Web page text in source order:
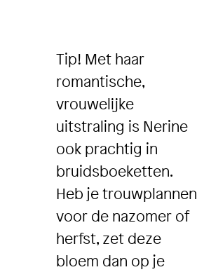
Tip! Met haar
romantische,
vrouwelijke
uitstraling is Nerine
ook prachtig in
bruidsboeketten.
Heb je trouwplannen
voor de nazomer of
herfst, zet deze
bloem dan op je